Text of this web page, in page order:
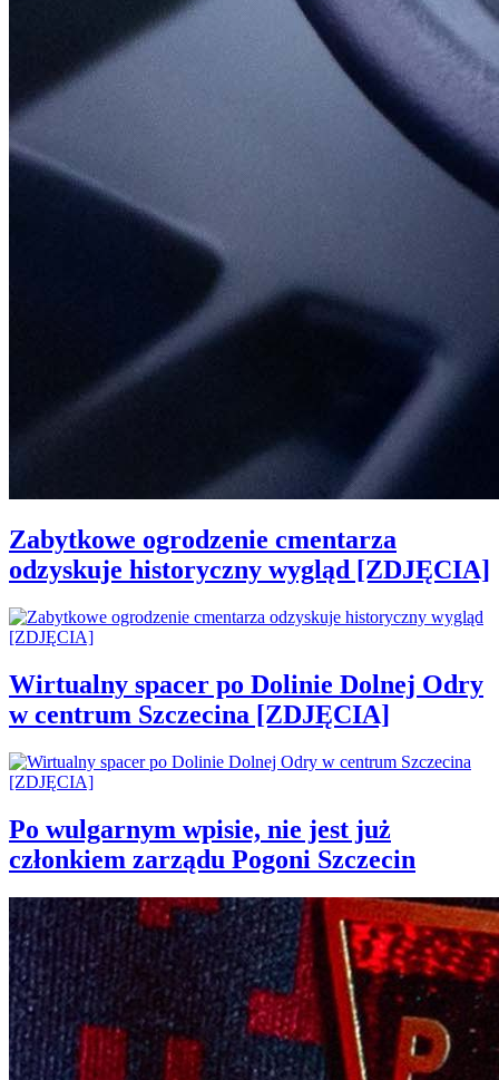
Zabytkowe ogrodzenie cmentarza
odzyskuje historyczny wygląd [ZDJĘCIA]
Wirtualny spacer po Dolinie Dolnej Odry
w centrum Szczecina [ZDJĘCIA]
Po wulgarnym wpisie, nie jest już
członkiem zarządu Pogoni Szczecin